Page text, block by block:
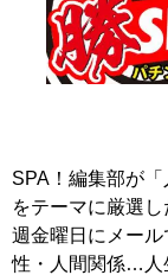
記事一覧へ
SPA！編集部が「
をテーマに厳選
週金曜日にメール
性・人間関係…人